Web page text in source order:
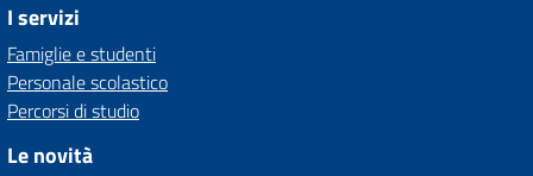
I servizi
Famiglie e studenti
Personale scolastico
Percorsi di studio
Le novità